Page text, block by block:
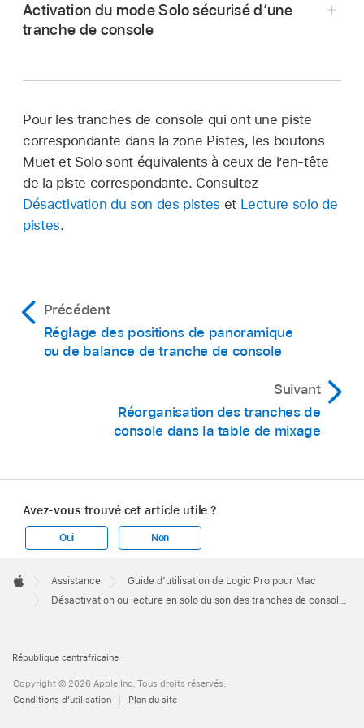
Cliquez sur un bouton Solo actif.
désactivée.
Activation du mode Solo sécurisé d’une
tranche de console
tout en maintenant la touche Contrôle
Pour les tranches de console qui ont une piste
correspondante dans la zone Pistes, les boutons
Muet et Solo sont équivalents à ceux de l’en-tête
de la piste correspondante. Consultez
Désactivation du son des pistes et Lecture solo de
pistes.
Précédent
Réglage des positions de panoramique
ou de balance de tranche de console
Suivant
Réorganisation des tranches de
console dans la table de mixage
Avez-vous trouvé cet article utile ?
Oui Non
Footer

Apple
Assistance
Guide d’utilisation de Logic Pro pour Mac
Désactivation ou lecture en solo du son des tranches de console dans Logic Pro pour Mac
République centrafricaine
Copyright © 2026 Apple Inc. Tous droits réservés.
Conditions d’utilisation
Plan du site